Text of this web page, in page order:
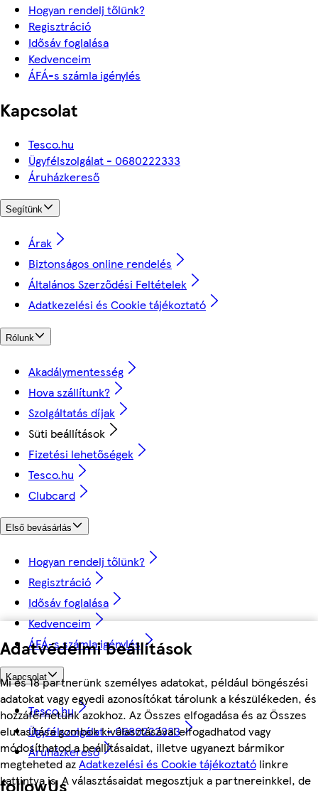
Adatvédelmi beállítások
Mi és 18 partnerünk személyes adatokat, például böngészési
adatokat vagy egyedi azonosítókat tárolunk a készülékeden, és
hozzáférhetünk azokhoz. Az Összes elfogadása és az Összes
elutasítása gombok kiválasztásával elfogadhatod vagy
módosíthatod a beállításaidat, illetve ugyanezt bármikor
megteheted azAdatkezelési és Cookie tájékoztató linkre
kattintva is. A választásaidat megosztjuk a partnereinkkel, de
Hogyan rendelj tőlünk?
Regisztráció
Idősáv foglalása
Kedvenceim
ÁFÁ-s számla igénylés
Kapcsolat
Tesco.hu
Ügyfélszolgálat - 0680222333
Áruházkereső
Segítünk
Árak
Biztonságos online rendelés
Általános Szerződési Feltételek
Adatkezelési és Cookie tájékoztató
Rólunk
Akadálymentesség
Hova szállítunk?
Szolgáltatás díjak
Süti beállítások
Fizetési lehetőségek
Tesco.hu
Clubcard
Első bevásárlás
Hogyan rendelj tőlünk?
Regisztráció
Idősáv foglalása
Kedvenceim
ÁFÁ-s számla igénylés
Kapcsolat
Tesco.hu
Ügyfélszolgálat - 0680222333
Áruházkereső
followUs